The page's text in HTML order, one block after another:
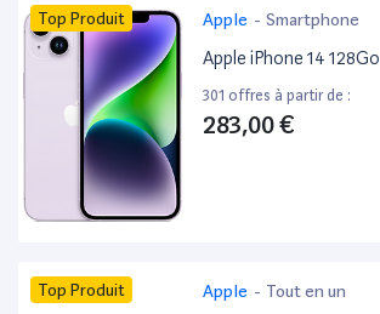
Top Produit Apple - Smartphone
Apple iPhone 14 128Go
301 offres à partir de :
283,00 €
Top Produit Apple - Tout en un